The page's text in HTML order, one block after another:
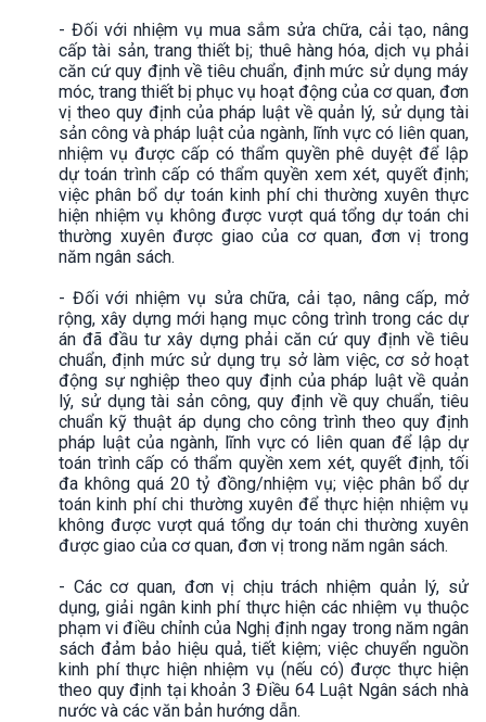
- Đối với nhiệm vụ mua sắm sửa chữa, cải tạo, nâng
cấp tài sản, trang thiết bị; thuê hàng hóa, dịch vụ phải
căn cứ quy định về tiêu chuẩn, định mức sử dụng máy
móc, trang thiết bị phục vụ hoạt động của cơ quan, đơn
vị theo quy định của pháp luật về quản lý, sử dụng tài
sản công và pháp luật của ngành, lĩnh vực có liên quan,
nhiệm vụ được cấp có thẩm quyền phê duyệt để lập
dự toán trình cấp có thẩm quyền xem xét, quyết định;
việc phân bổ dự toán kinh phí chi thường xuyên thực
hiện nhiệm vụ không được vượt quá tổng dự toán chi
thường xuyên được giao của cơ quan, đơn vị trong
năm ngân sách.
- Đối với nhiệm vụ sửa chữa, cải tạo, nâng cấp, mở
rộng, xây dựng mới hạng mục công trình trong các dự
án đã đầu tư xây dựng phải căn cứ quy định về tiêu
chuẩn, định mức sử dụng trụ sở làm việc, cơ sở hoạt
động sự nghiệp theo quy định của pháp luật về quản
lý, sử dụng tài sản công, quy định về quy chuẩn, tiêu
chuẩn kỹ thuật áp dụng cho công trình theo quy định
pháp luật của ngành, lĩnh vực có liên quan để lập dự
toán trình cấp có thẩm quyền xem xét, quyết định, tối
đa không quá 20 tỷ đồng/nhiệm vụ; việc phân bổ dự
toán kinh phí chi thường xuyên để thực hiện nhiệm vụ
không được vượt quá tổng dự toán chi thường xuyên
được giao của cơ quan, đơn vị trong năm ngân sách.
- Các cơ quan, đơn vị chịu trách nhiệm quản lý, sử
dụng, giải ngân kinh phí thực hiện các nhiệm vụ thuộc
phạm vi điều chỉnh của Nghị định ngay trong năm ngân
sách đảm bảo hiệu quả, tiết kiệm; việc chuyển nguồn
kinh phí thực hiện nhiệm vụ (nếu có) được thực hiện
theo quy định tại khoản 3 Điều 64 Luật Ngân sách nhà
nước và các văn bản hướng dẫn.